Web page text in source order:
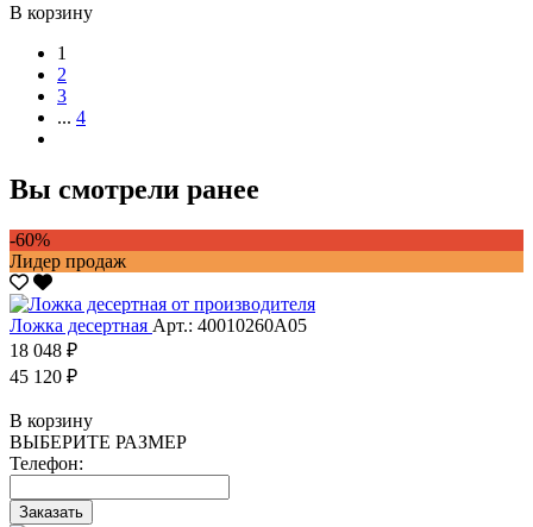
В корзину
1
2
3
... 4
Вы смотрели ранее
-60%
Лидер продаж
Ложка десертная Арт.: 40010260А05
18 048 ₽
45 120 ₽
В корзину
ВЫБЕРИТЕ РАЗМЕР
Телефон:
Заказать